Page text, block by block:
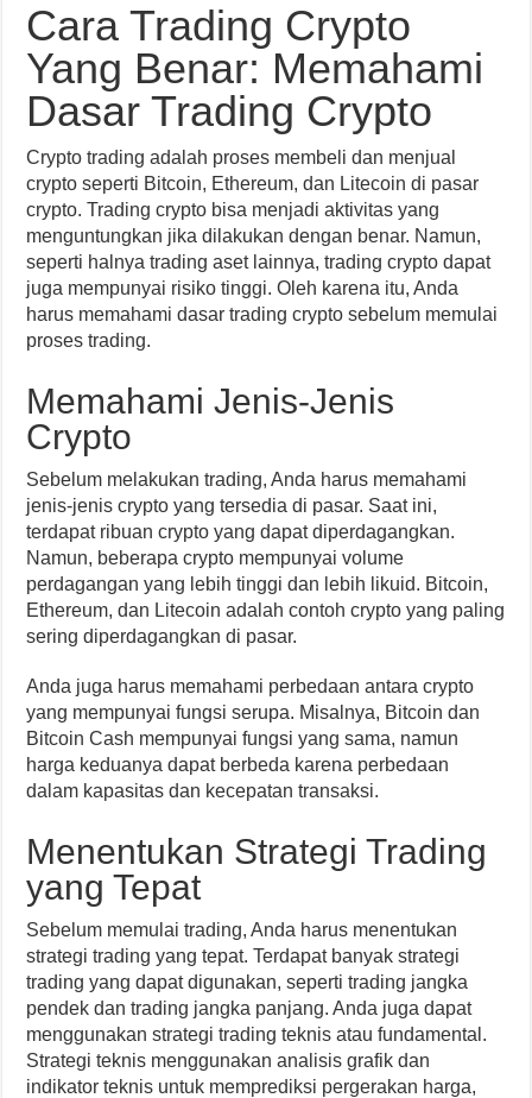
Cara Trading Crypto
Yang Benar: Memahami
Dasar Trading Crypto
Crypto trading adalah proses membeli dan menjual
crypto seperti Bitcoin, Ethereum, dan Litecoin di pasar
crypto. Trading crypto bisa menjadi aktivitas yang
menguntungkan jika dilakukan dengan benar. Namun,
seperti halnya trading aset lainnya, trading crypto dapat
juga mempunyai risiko tinggi. Oleh karena itu, Anda
harus memahami dasar trading crypto sebelum memulai
proses trading.
Memahami Jenis-Jenis
Crypto
Sebelum melakukan trading, Anda harus memahami
jenis-jenis crypto yang tersedia di pasar. Saat ini,
terdapat ribuan crypto yang dapat diperdagangkan.
Namun, beberapa crypto mempunyai volume
perdagangan yang lebih tinggi dan lebih likuid. Bitcoin,
Ethereum, dan Litecoin adalah contoh crypto yang paling
sering diperdagangkan di pasar.
Anda juga harus memahami perbedaan antara crypto
yang mempunyai fungsi serupa. Misalnya, Bitcoin dan
Bitcoin Cash mempunyai fungsi yang sama, namun
harga keduanya dapat berbeda karena perbedaan
dalam kapasitas dan kecepatan transaksi.
Menentukan Strategi Trading
yang Tepat
Sebelum memulai trading, Anda harus menentukan
strategi trading yang tepat. Terdapat banyak strategi
trading yang dapat digunakan, seperti trading jangka
pendek dan trading jangka panjang. Anda juga dapat
menggunakan strategi trading teknis atau fundamental.
Strategi teknis menggunakan analisis grafik dan
indikator teknis untuk memprediksi pergerakan harga,